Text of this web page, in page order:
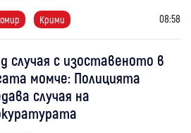
Крими 08:58
случая с изоставеното в
момче: Полицията
случая на